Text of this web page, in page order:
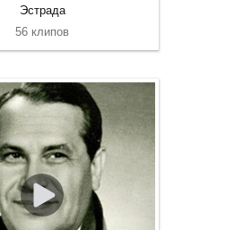
Эстрада
56 клипов